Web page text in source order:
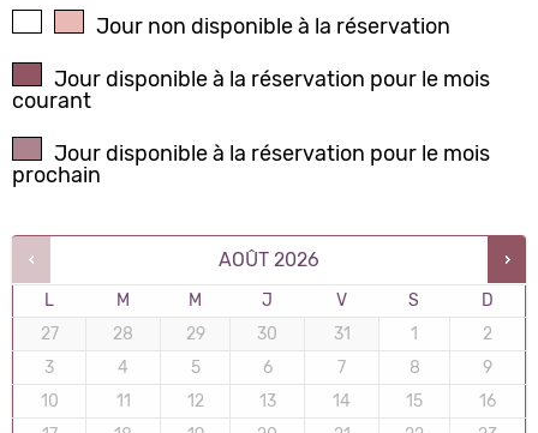
Jour non disponible à la réservation
Jour disponible à la réservation pour le mois
courant
Jour disponible à la réservation pour le mois
prochain
AOÛT 2026
L M M J V S
D
27
28 29 30 31 1
2
3
4 5 6 7 8
9
10
11 12 13 14 15
16